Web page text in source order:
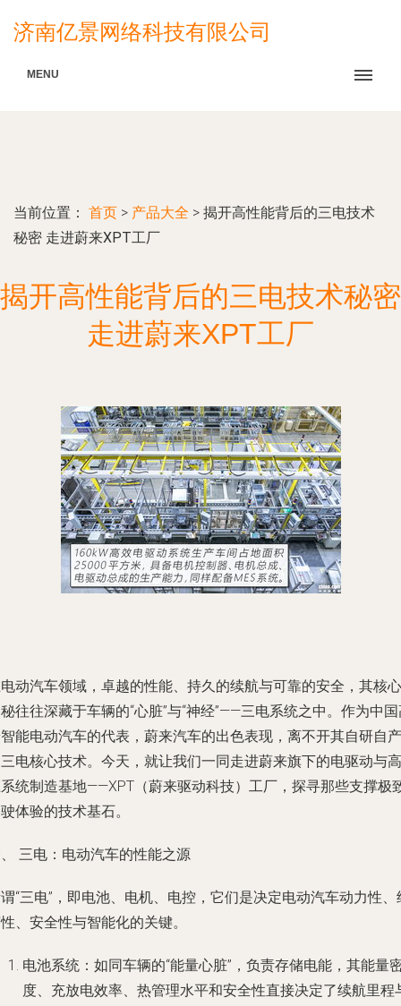
济南亿景网络科技有限公司
MENU
当前位置： 首页 > 产品大全 > 揭开高性能背后的三电技术
秘密 走进蔚来XPT工厂
揭开高性能背后的三电技术秘密
走进蔚来XPT工厂
动汽车领域，卓越的性能、持久的续航与可靠的安全，其核心
往往深藏于车辆的“心脏”与“神经”——三电系统之中。作为中
能电动汽车的代表，蔚来汽车的出色表现，离不开其自研自产
电核心技术。今天，就让我们一同走进蔚来旗下的电驱动与高
统制造基地——XPT（蔚来驱动科技）工厂，探寻那些支撑极
体验的技术基石。
三电：电动汽车的性能之源
“三电”，即电池、电机、电控，它们是决定电动汽车动力性、
、安全性与智能化的关键。
电池系统 ：如同车辆的“能量心脏”，负责存储电能，其能量
度、充放电效率、热管理水平和安全性直接决定了续航里程